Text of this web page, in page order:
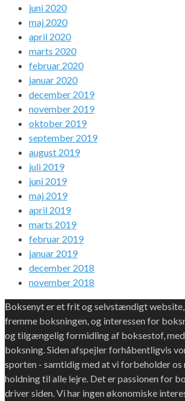
juni 2020
maj 2020
april 2020
marts 2020
februar 2020
januar 2020
december 2019
november 2019
oktober 2019
september 2019
august 2019
juli 2019
juni 2019
maj 2019
april 2019
marts 2019
februar 2019
januar 2019
december 2018
november 2018
Boksenyt er et frit og selvstændigt
fremme boksningen, og interessen for
og tilgængelig formidling af boksestof,
boksning. Siden afspejler forhåbentligvis
sporten - samtidig med at vi forbeholder
holdning til alle lejre. Det er passionen for
driver siden. Vi har ingen økonomiske